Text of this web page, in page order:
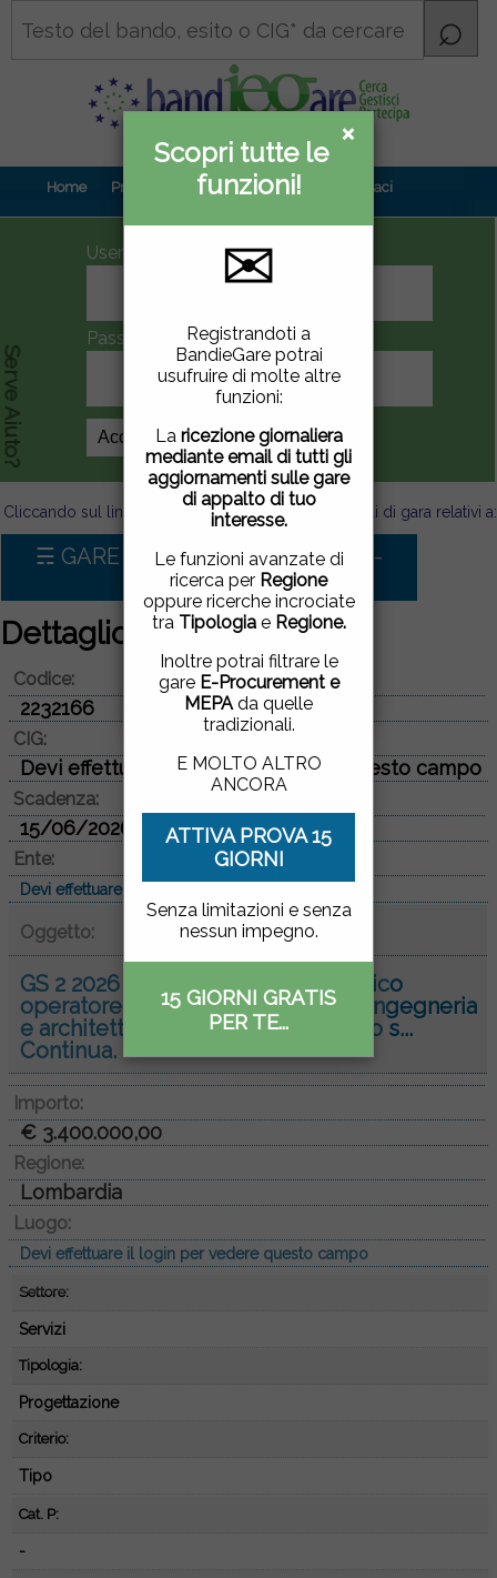
×
Informativa
privacy
Questo sito utilizza
cookie di terze parti per
migliorare la tua
esperienza di utilizzo. Se
vuoi saperne di più
qui .
Chiudendo questa
finestra, scorrendo questa
pagina, cliccando su un
link o proseguendo la
navigazione in altra
maniera, acconsenti
all'uso dei cookie.
ACCETTO |NON
ACCETTO
×
Scopri tutte le
funzioni!
✉
Registrandoti a
BandieGare potrai
usufruire di molte altre
funzioni:
La ricezione giornaliera
mediante email di tutti gli
aggiornamenti sulle gare
di appalto di tuo
interesse.
Le funzioni avanzate di
ricerca per Regione
oppure ricerche incrociate
tra Tipologiae Regione.
Inoltre potrai filtrare le
gare E-Procurement e
MEPAda quelle
tradizionali.
E MOLTO ALTRO
ANCORA
ATTIVA PROVA 15
GIORNI
Senza limitazioni e senza
nessun impegno.
15 GIORNI GRATIS
PER TE...
Home Prova gratuita Contenuti Contattaci
UserID
Password
Crea Account
Serve Aiuto?
Cliccando sul link sotto puoi visualizzare tutti i bandi di gara relativi a:
☴ GARE D'APPALTO PER Servizi -
Progettazione
Dettaglio bando di gara
Codice:
2232166
CIG:
Devi effettuare il login per vedere questo campo
Scadenza:
15/06/2026
Ente:
Devi effettuare il login per vedere questo campo
Oggetto:
GS 2 2026 Accordo Quadro con unico
operatore Affidamento servizio di ingegneria
e architettura per supporto tecnico s...
Continua.
Importo:
€ 3.400.000,00
Regione:
Lombardia
Luogo:
Devi effettuare il login per vedere questo campo
Settore:
Servizi
Tipologia:
Progettazione
Criterio:
Tipo
Cat. P:
-